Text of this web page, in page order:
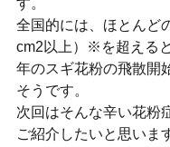
す。
全国的には、ほとんど
cm2以上）※を超える
年のスギ花粉の飛散開
そうです。
次回はそんな辛い花粉
ご紹介したいと思いま